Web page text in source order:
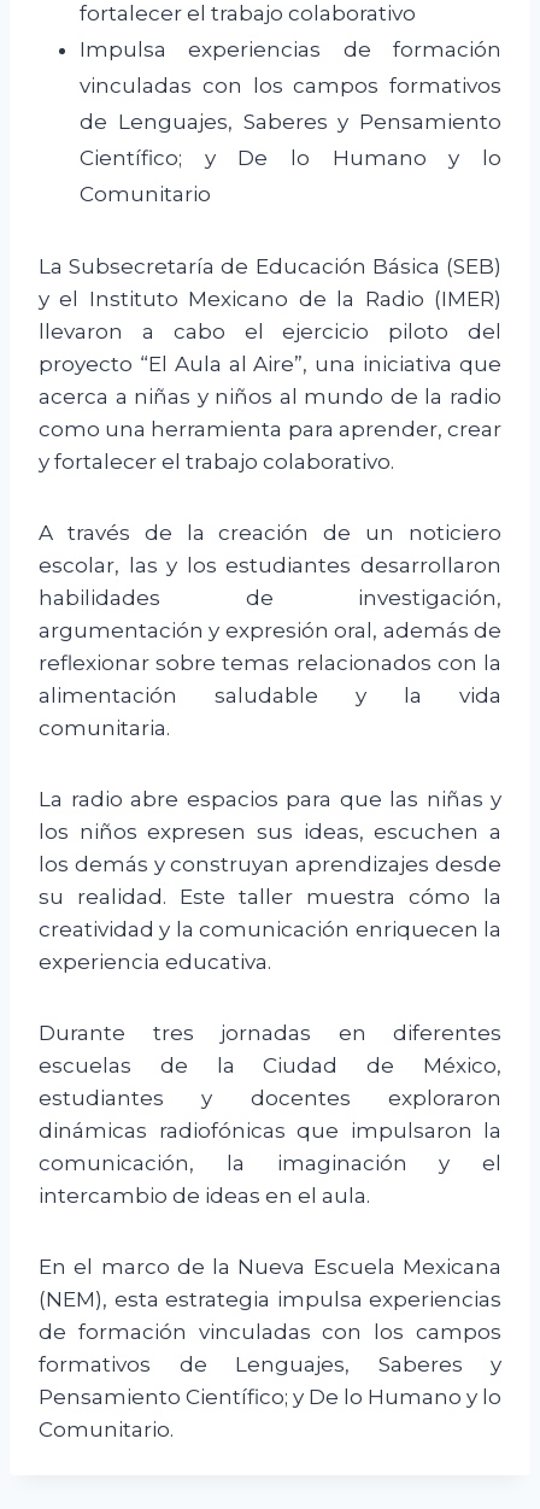
fortalecer el trabajo colaborativo
Impulsa experiencias de formación
vinculadas con los campos formativos
de Lenguajes, Saberes y Pensamiento
Científico; y De lo Humano y lo
Comunitario
La Subsecretaría de Educación Básica (SEB)
y el Instituto Mexicano de la Radio (IMER)
llevaron a cabo el ejercicio piloto del
proyecto “El Aula al Aire”, una iniciativa que
acerca a niñas y niños al mundo de la radio
como una herramienta para aprender, crear
y fortalecer el trabajo colaborativo.
A través de la creación de un noticiero
escolar, las y los estudiantes desarrollaron
habilidades de investigación,
argumentación y expresión oral, además de
reflexionar sobre temas relacionados con la
alimentación saludable y la vida
comunitaria.
La radio abre espacios para que las niñas y
los niños expresen sus ideas, escuchen a
los demás y construyan aprendizajes desde
su realidad. Este taller muestra cómo la
creatividad y la comunicación enriquecen la
experiencia educativa.
Durante tres jornadas en diferentes
escuelas de la Ciudad de México,
estudiantes y docentes exploraron
dinámicas radiofónicas que impulsaron la
comunicación, la imaginación y el
intercambio de ideas en el aula.
En el marco de la Nueva Escuela Mexicana
(NEM), esta estrategia impulsa experiencias
de formación vinculadas con los campos
formativos de Lenguajes, Saberes y
Pensamiento Científico; y De lo Humano y lo
Comunitario.